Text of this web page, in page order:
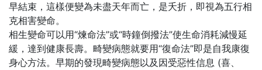
早結束，這樣便變為未盡天年而亡，是夭折，即視為五行相
克相害變命。
相生變命可以用“煉命法”或“時鐘倒撥法”使生命消耗減慢延
緩，達到健康長壽。畸變病態就要用“復命法”即是自我康復
身心方法。早期的發現畸變病態以及因受惡性信息 (喜、